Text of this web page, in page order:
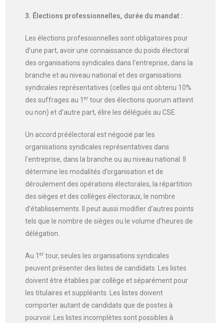
3. Élections professionnelles, durée du mandat :
Les élections professionnelles sont obligatoires pour
d’une part, avoir une connaissance du poids électoral
des organisations syndicales dans l’entreprise, dans la
branche et au niveau national et des organisations
syndicales représentatives (celles qui ont obtenu 10%
des suffrages au 1er tour des élections quorum atteint
ou non) et d’autre part, élire les délégués au CSE.
Un accord préélectoral est négocié par les
organisations syndicales représentatives dans
l’entreprise, dans la branche ou au niveau national. Il
détermine les modalités d’organisation et de
déroulement des opérations électorales, la répartition
des sièges et des collèges électoraux, le nombre
d’établissements. Il peut aussi modifier d’autres points
tels que le nombre de sièges ou le volume d’heures de
délégation.
Au 1er tour, seules les organisations syndicales
peuvent présenter des listes de candidats. Les listes
doivent être établies par collège et séparément pour
les titulaires et suppléants. Les listes doivent
comporter autant de candidats que de postes à
pourvoir. Les listes incomplètes sont possibles à